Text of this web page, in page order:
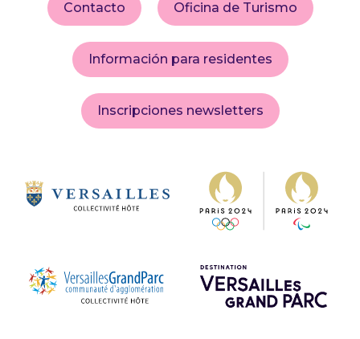
Contacto Oficina de Turismo
Información para residentes
Inscripciones newsletters